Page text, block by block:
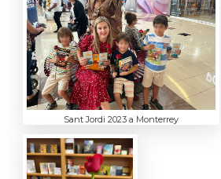
Sant Jordi 2023 a Monterrey